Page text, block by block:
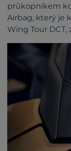
průkopníkem
Airbag, který je
Wing Tour